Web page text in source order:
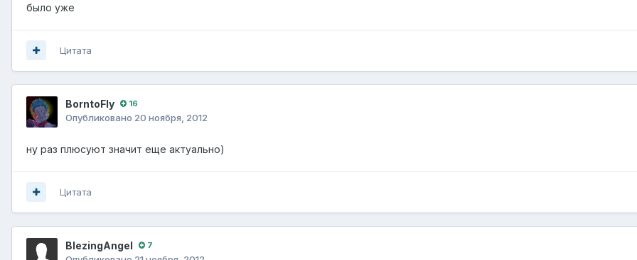
было уже
Цитата
BorntoFly 16
Опубликовано 20 ноября, 2012
ну раз плюсуют значит еще актуально)
Цитата
BlezingAngel 7